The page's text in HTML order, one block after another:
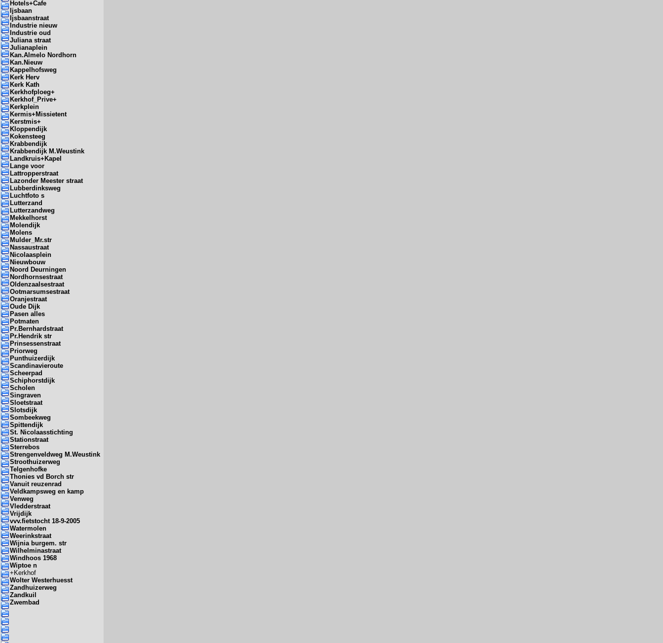
Hotels+Cafe
Ijsbaan
Ijsbaanstraat
Industrie nieuw
Industrie oud
Juliana straat
Julianaplein
Kan.Almelo Nordhorn
Kan.Nieuw
Kappelhofsweg
Kerk Herv
Kerk Kath
Kerkhofploeg+
Kerkhof_Prive+
Kerkplein
Kermis+Missietent
Kerstmis+
Kloppendijk
Kokensteeg
Krabbendijk
Krabbendijk M.Weustink
Landkruis+Kapel
Lange voor
Lattropperstraat
Lazonder Meester straat
Lubberdinksweg
Luchtfoto s
Lutterzand
Lutterzandweg
Mekkelhorst
Molendijk
Molens
Mulder_Mr.str
Nassaustraat
Nicolaasplein
Nieuwbouw
Noord Deurningen
Nordhornsestraat
Oldenzaalsestraat
Ootmarsumsestraat
Oranjestraat
Oude Dijk
Pasen alles
Potmaten
Pr.Bernhardstraat
Pr.Hendrik str
Prinsessenstraat
Priorweg
Punthuizerdijk
Scandinavieroute
Scheerpad
Schiphorstdijk
Scholen
Singraven
Sloetstraat
Slotsdijk
Sombeekweg
Spittendijk
St. Nicolaasstichting
Stationstraat
Sterrebos
Strengenveldweg M.Weustink
Stroothuizerweg
Telgenhofke
Thonies vd Borch str
Vanuit reuzenrad
Veldkampsweg en kamp
Venweg
Vledderstraat
Vrijdijk
vvv.fietstocht 18-9-2005
Watermolen
Weerinkstraat
Wijnia burgem. str
Wilhelminastraat
Windhoos 1968
Wiptoe n
+ Kerkhof
Wolter Westerhuesst
Zandhuizerweg
Zandkuil
Zwembad